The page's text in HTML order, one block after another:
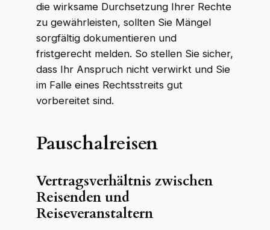
die wirksame Durchsetzung Ihrer Rechte
zu gewährleisten, sollten Sie Mängel
sorgfältig dokumentieren und
fristgerecht melden. So stellen Sie sicher,
dass Ihr Anspruch nicht verwirkt und Sie
im Falle eines Rechtsstreits gut
vorbereitet sind.
Pauschalreisen
Vertragsverhältnis zwischen
Reisenden und
Reiseveranstaltern